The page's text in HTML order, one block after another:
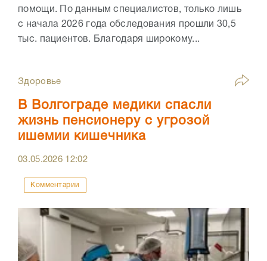
помощи. По данным специалистов, только лишь
с начала 2026 года обследования прошли 30,5
тыс. пациентов. Благодаря широкому...
Здоровье
В Волгограде медики спасли
жизнь пенсионеру с угрозой
ишемии кишечника
03.05.2026 12:02
Комментарии